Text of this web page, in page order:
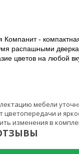
Компанит -
распашными
цветов на любой
мебели
и
изменения в